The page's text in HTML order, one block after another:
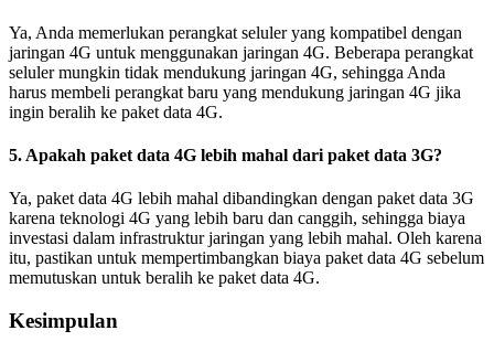
Ya, Anda memerlukan perangkat seluler yang kompatibel dengan
jaringan 4G untuk menggunakan jaringan 4G. Beberapa perangkat
seluler mungkin tidak mendukung jaringan 4G, sehingga Anda
harus membeli perangkat baru yang mendukung jaringan 4G jika
ingin beralih ke paket data 4G.
5. Apakah paket data 4G lebih mahal dari paket data 3G?
Ya, paket data 4G lebih mahal dibandingkan dengan paket data 3G
karena teknologi 4G yang lebih baru dan canggih, sehingga biaya
investasi dalam infrastruktur jaringan yang lebih mahal. Oleh karena
itu, pastikan untuk mempertimbangkan biaya paket data 4G sebelum
memutuskan untuk beralih ke paket data 4G.
Kesimpulan